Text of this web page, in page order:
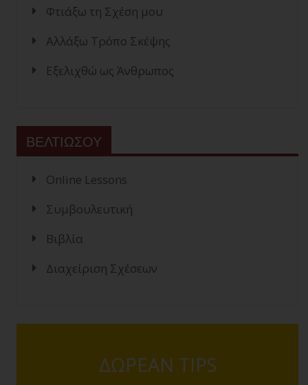
Φτιάξω τη Σχέση μου
Αλλάξω Τρόπο Σκέψης
Εξελιχθώ ως Άνθρωπος
ΒΕΛΤΙΩΣΟΥ
Online Lessons
Συμβουλευτική
Βιβλία
Διαχείριση Σχέσεων
ΔΩΡΕΑΝ TIPS